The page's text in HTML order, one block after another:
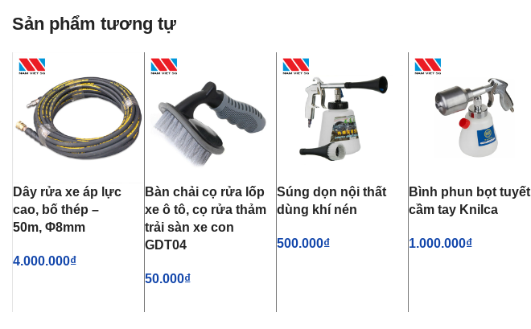
Sản phẩm tương tự
Dây rửa xe áp lực
cao, bố thép –
50m, Φ8mm
4.000.000₫
Bàn chải cọ rửa lốp
xe ô tô, cọ rửa thảm
trải sàn xe con
GDT04
50.000₫
Súng dọn nội thất
dùng khí nén
500.000₫
Bình phun bọt tuyết
cầm tay Knilca
1.000.000₫